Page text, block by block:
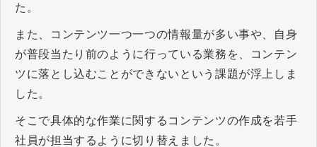
た。
また、コンテンツ一つ一つの情報量が多い事や、自身
が普段当たり前のように行っている業務を、コンテン
ツに落とし込むことができないという課題が浮上しま
した。
そこで具体的な作業に関するコンテンツの作成を若手
社員が担当するように切り替えました。